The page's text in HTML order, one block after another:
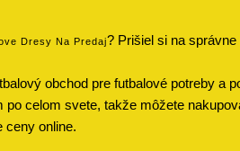
Dresy Na Predaj? Prišiel si na správne
obchod pre futbalové potreby a
celom svete, takže môžete
ceny online.